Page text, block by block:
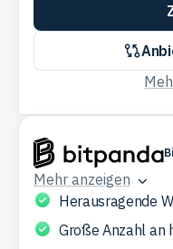
Mehr anzeigen
Herausragende
Große Anzahl an